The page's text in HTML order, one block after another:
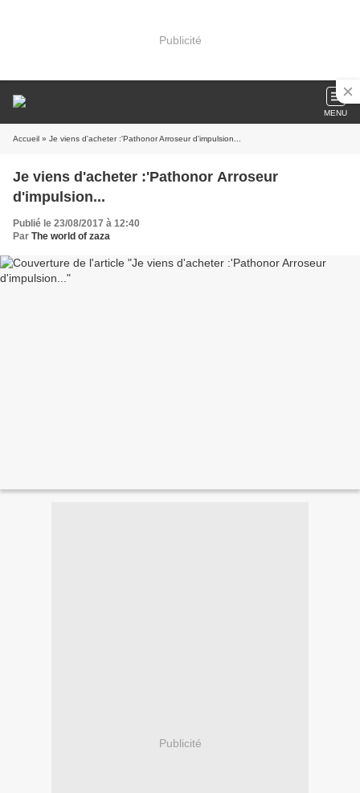
Publicité
MENU
Accueil » Je viens d'acheter :'Pathonor Arroseur d'impulsion...
Je viens d'acheter :'Pathonor Arroseur
d'impulsion...
Publié le 23/08/2017 à 12:40
Par The world of zaza
Publicité